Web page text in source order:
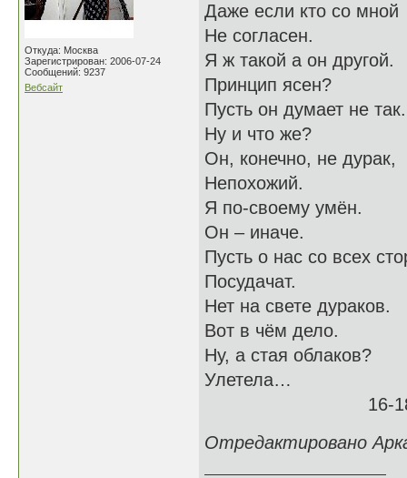
Откуда: Москва
Зарегистрирован: 2006-07-24
Сообщений: 9237
Вебсайт
Даже если кто со мной
Не согласен.
Я ж такой а он другой.
Принцип ясен?
Пусть он думает не так.
Ну и что же?
Он, конечно, не дурак,
Непохожий.
Я по-своему умён.
Он – иначе.
Пусть о нас со всех
Посудачат.
Нет на свете дураков.
Вот в чём дело.
Ну, а стая облаков?
Улетела…
16-
Отредактировано